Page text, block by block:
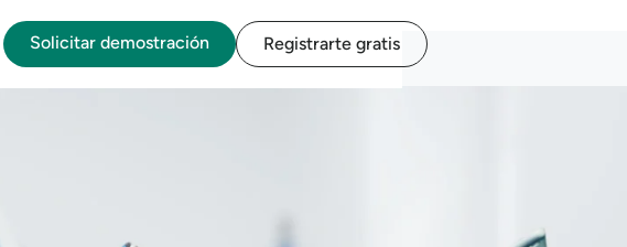
Solicitar demostración Registrarte gratis